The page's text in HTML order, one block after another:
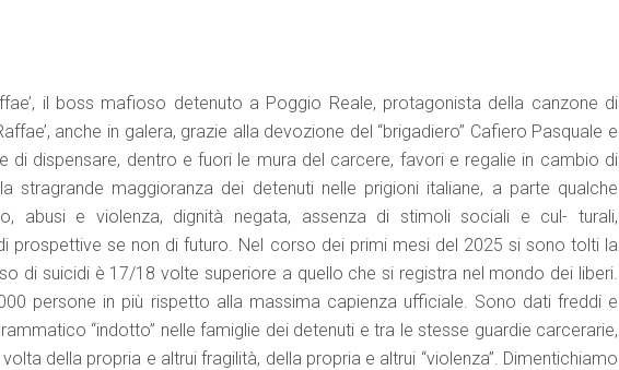
il boss mafioso detenuto a Poggio Reale, protagonista della canzone di
anche in galera, grazie alla devozione del “brigadiero” Cafiero Pasquale e
di dispensare, dentro e fuori le mura del carcere, favori e regalie in cambio di
stragrande maggioranza dei detenuti nelle prigioni italiane, a parte qualche
abusi e violenza, dignità negata, assenza di stimoli sociali e cul- turali,
prospettive se non di futuro. Nel corso dei primi mesi del 2025 si sono tolti la
di suicidi è 17/18 volte superiore a quello che si registra nel mondo dei liberi.
persone in più rispetto alla massima capienza ufficiale. Sono dati freddi e
“indotto” nelle famiglie dei detenuti e tra le stesse guardie carcerarie,
della propria e altrui fragilità, della propria e altrui “violenza”. Dimentichiamo